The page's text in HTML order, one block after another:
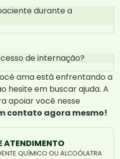
durante a
de internação?
ama está enfrentando a
hesite em buscar ajuda. A
apoiar você nesse
contato agora mesmo!
ATENDIMENTO
QUÍMICO OU ALCOÓLATRA